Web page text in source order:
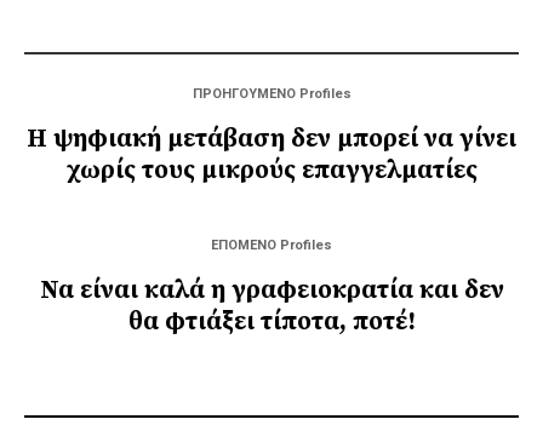
ΠΡΟΗΓΟΥΜΕΝΟ Profiles
Η ψηφιακή μετάβαση δεν μπορεί να γίνει
χωρίς τους μικρούς επαγγελματίες
ΕΠΟΜΕΝΟ Profiles
Να είναι καλά η γραφειοκρατία και δεν
θα φτιάξει τίποτα, ποτέ!